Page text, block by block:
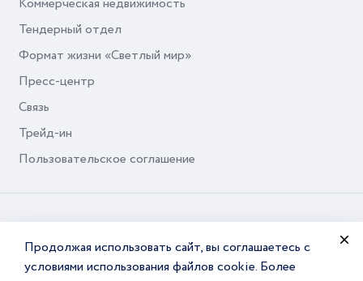
Продолжая использовать сайт, вы соглашаетесь с
условиями использования файлов cookie. Более
Тендерный отдел
Формат жизни «Светлый мир»
Пресс-центр
Связь
Трейд-ин
Пользовательское соглашение